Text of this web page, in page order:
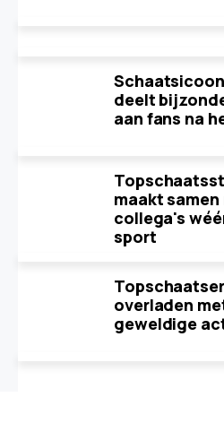
deelt
aan fans na
maakt
collega's
sport
overladen
geweldige